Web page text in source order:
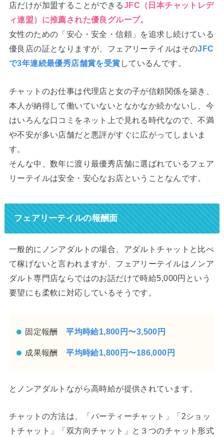
店だけが加盟することができるJFC（日本チャットレデ
ィ連盟）に推薦された優良グループ。
女性のための「安心・安全・信頼」を追求し続けている
優良店の証となりますが、フェアリーテイルはそのJFC
で3年連続最優秀店舗賞を受賞 しているんです。
チャットのお仕事は代理店と女の子が信頼関係を築き、
本人が納得して働いていないとなかなか続かないし、今
はいろんな口コミをネット上で見れる時代なので、不満
や不安が多い店舗だと悪評がすぐに広がってしまいま
す。
そんな中、数年に渡り最優秀店舗に選ばれているフェア
リーテイルは安全・安心なお店ということなんです。
フェアリーテイルの報酬面
一般的にノンアダルトの場合、アダルトチャットと比べ
て稼げないと言われますが、フェアリーテイルはノンア
ダルト専門店ならではのお話だけで時給5,000円という
要望にも柔軟に対応しているそうです。
固定報酬平均時給1,800円〜3,500円
成果報酬平均時給1,800円〜186,000円
とノンアダルトながら高時給が提供されています。
チャットの方法は、「パーティーチャット」「2ショッ
トチャット」「双方向チャット」と３つのチャット形式